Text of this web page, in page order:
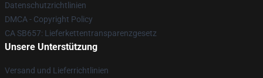
Datenschutzrichtlinien
DMCA - Copyright Policy
CA SB657: Lieferkettentransparenzgesetz
Unsere Unterstützung
Versand und Lieferrichtlinien